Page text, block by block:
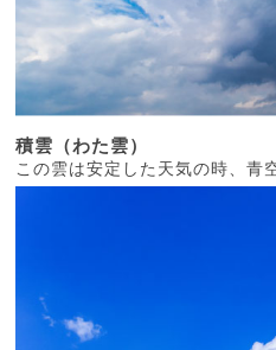
積雲（わた雲）
この雲は安定した天気の時、青